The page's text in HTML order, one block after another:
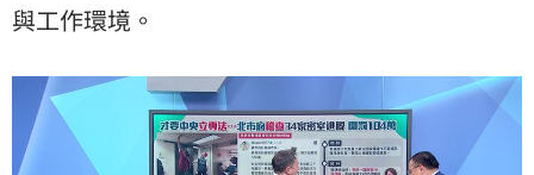
與工作環境。